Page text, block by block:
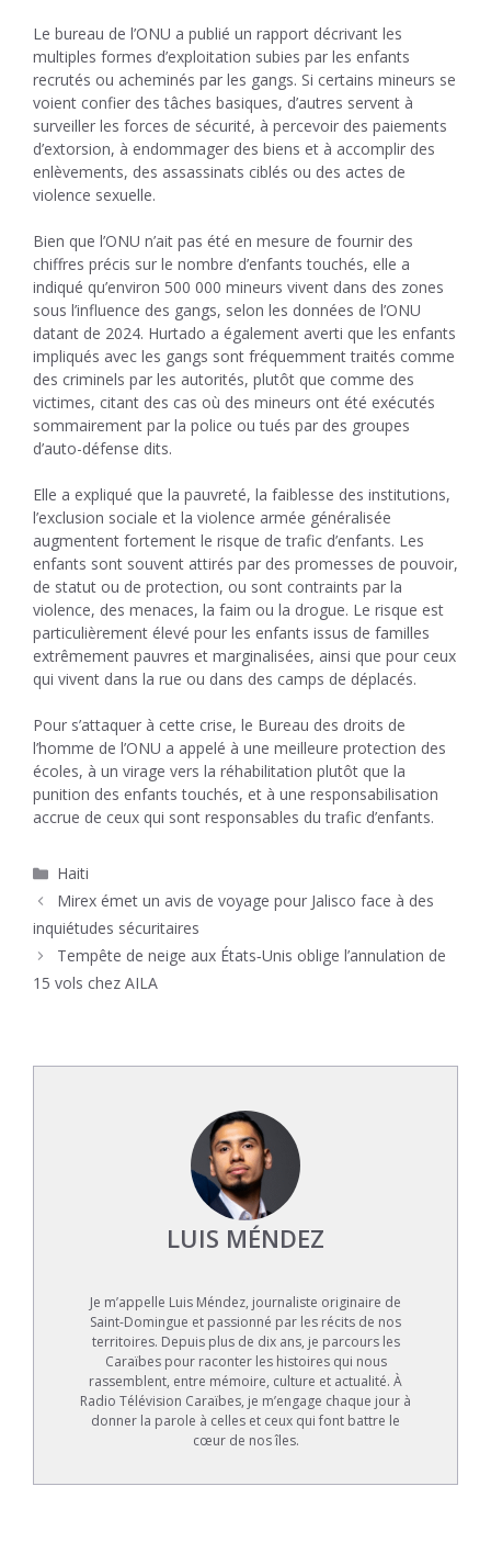
Le bureau de l’ONU a publié un rapport décrivant les
multiples formes d’exploitation subies par les enfants
recrutés ou acheminés par les gangs. Si certains mineurs se
voient confier des tâches basiques, d’autres servent à
surveiller les forces de sécurité, à percevoir des paiements
d’extorsion, à endommager des biens et à accomplir des
enlèvements, des assassinats ciblés ou des actes de
violence sexuelle.
Bien que l’ONU n’ait pas été en mesure de fournir des
chiffres précis sur le nombre d’enfants touchés, elle a
indiqué qu’environ 500 000 mineurs vivent dans des zones
sous l’influence des gangs, selon les données de l’ONU
datant de 2024. Hurtado a également averti que les enfants
impliqués avec les gangs sont fréquemment traités comme
des criminels par les autorités, plutôt que comme des
victimes, citant des cas où des mineurs ont été exécutés
sommairement par la police ou tués par des groupes
d’auto-défense dits.
Elle a expliqué que la pauvreté, la faiblesse des institutions,
l’exclusion sociale et la violence armée généralisée
augmentent fortement le risque de trafic d’enfants. Les
enfants sont souvent attirés par des promesses de pouvoir,
de statut ou de protection, ou sont contraints par la
violence, des menaces, la faim ou la drogue. Le risque est
particulièrement élevé pour les enfants issus de familles
extrêmement pauvres et marginalisées, ainsi que pour ceux
qui vivent dans la rue ou dans des camps de déplacés.
Pour s’attaquer à cette crise, le Bureau des droits de
l’homme de l’ONU a appelé à une meilleure protection des
écoles, à un virage vers la réhabilitation plutôt que la
punition des enfants touchés, et à une responsabilisation
accrue de ceux qui sont responsables du trafic d’enfants.
Catégories
Haiti
Mirex émet un avis de voyage pour Jalisco face à des
inquiétudes sécuritaires
Tempête de neige aux États‑Unis oblige l’annulation de
15 vols chez AILA
LUIS MÉNDEZ
Je m’appelle Luis Méndez, journaliste originaire de
Saint-Domingue et passionné par les récits de nos
territoires. Depuis plus de dix ans, je parcours les
Caraïbes pour raconter les histoires qui nous
rassemblent, entre mémoire, culture et actualité. À
Radio Télévision Caraïbes, je m’engage chaque jour à
donner la parole à celles et ceux qui font battre le
cœur de nos îles.